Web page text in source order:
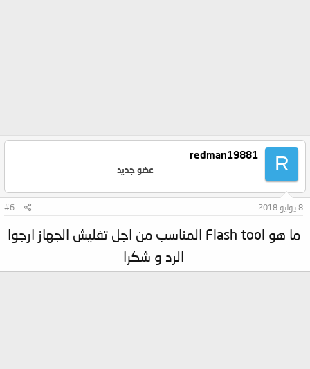
R
redman19881
عضو جديد
8 يوليو 2018 #6
ما هو Flash tool المناسب من اجل تفليش الجهاز ارجوا
الرد و شكرا